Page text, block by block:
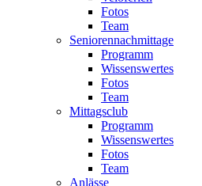
Fotos
Team
Seniorennachmittage
Programm
Wissenswertes
Fotos
Team
Mittagsclub
Programm
Wissenswertes
Fotos
Team
Anlässe